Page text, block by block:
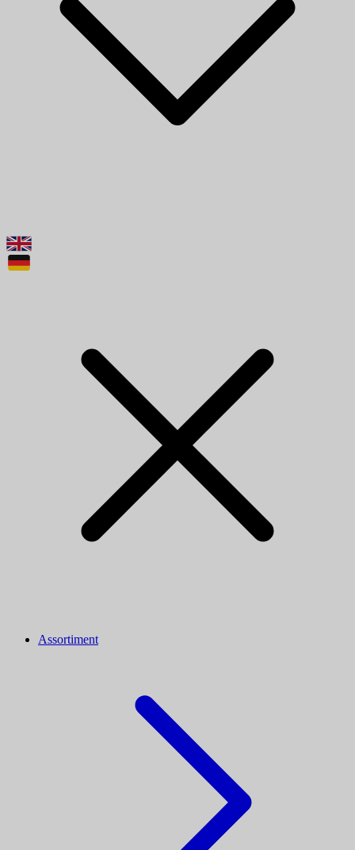
Assortiment